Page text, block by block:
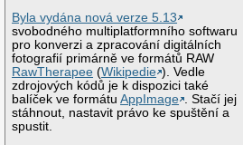
Byla vydána nová verze 5.13
svobodného multiplatformního softwaru
pro konverzi a zpracování digitálních
fotografií primárně ve formátů RAW
RawTherapee (Wikipedie ). Vedle
zdrojových kódů je k dispozici také
balíček ve formátuAppImage . Stačí jej
stáhnout, nastavit právo ke spuštění a
spustit.